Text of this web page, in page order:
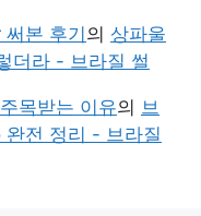
본 후기의 상파울
더라 - 브라질 썰
목받는 이유의 브
전 정리 - 브라질